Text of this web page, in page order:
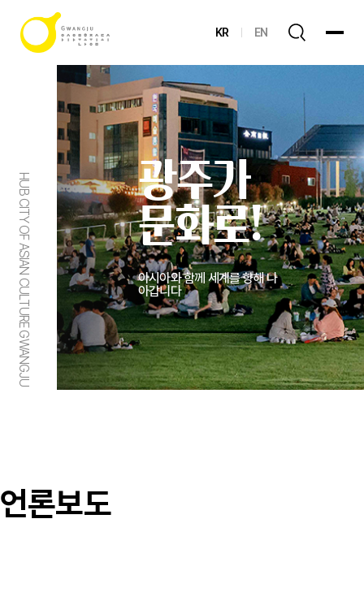
KR EN
HUB CITY OF ASIAN CULTURE GWANGJU
광주가
문화로!
아시아와 함께 세계를 향해 나
아갑니다
언론보도